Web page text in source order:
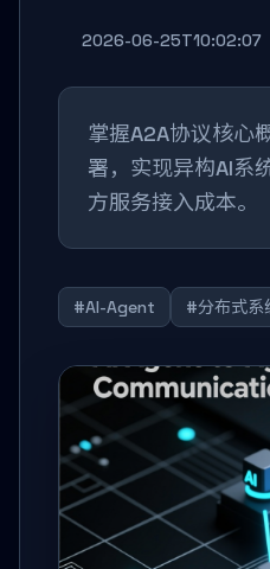
2026-06-25T10:02:07
掌握A2A协议核心
署，实现异构AI系
方服务接入成本。
#AI-Agent #分布式系